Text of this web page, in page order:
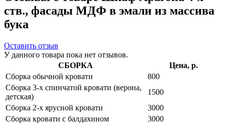
ств., фасады МДФ в эмали из массива
бука
Оставить отзыв
У данного товара пока нет отзывов.
СБОРКА
Цена, р.
Сборка обычной кровати
800
Сборка 3-х спинчатой кровати (верона,
детская)
1500
Сборка 2-х ярусной кровати
3000
Сборка кровати с балдахином
3000